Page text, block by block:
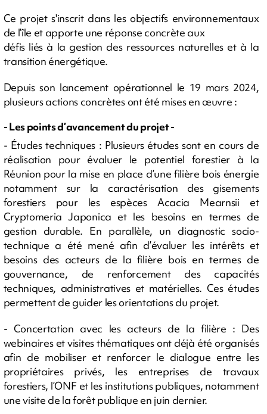
Ce projet s'inscrit dans les objectifs environnementaux
de l’île et apporte une réponse concrète aux
défis liés à la gestion des ressources naturelles et à la
transition énergétique.
Depuis son lancement opérationnel le 19 mars 2024,
plusieurs actions concrètes ont été mises en œuvre :
- Les points d’avancement du projet -
- Études techniques : Plusieurs études sont en cours de
réalisation pour évaluer le potentiel forestier à la
Réunion pour la mise en place d’une filière bois énergie
notamment sur la caractérisation des gisements
forestiers pour les espèces Acacia Mearnsii et
Cryptomeria Japonica et les besoins en termes de
gestion durable. En parallèle, un diagnostic socio-
technique a été mené afin d’évaluer les intérêts et
besoins des acteurs de la filière bois en termes de
gouvernance, de renforcement des capacités
techniques, administratives et matérielles. Ces études
permettent de guider les orientations du projet.
- Concertation avec les acteurs de la filière : Des
webinaires et visites thématiques ont déjà été organisés
afin de mobiliser et renforcer le dialogue entre les
propriétaires privés, les entreprises de travaux
forestiers, l’ONF et les institutions publiques, notamment
une visite de la forêt publique en juin dernier.